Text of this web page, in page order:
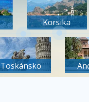
Korsika
Toskánsko